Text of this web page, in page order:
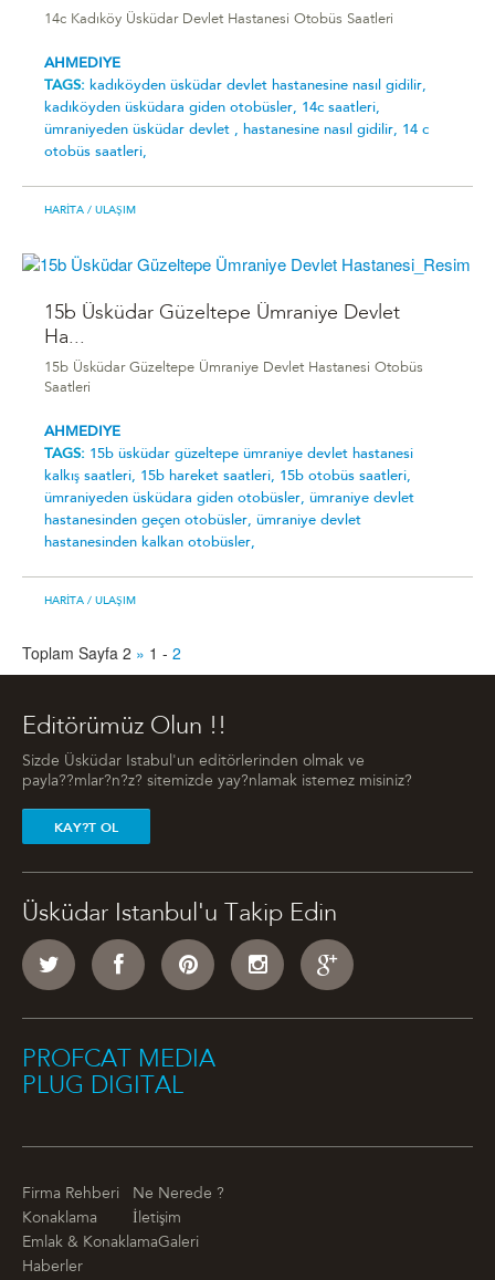
14c Kadıköy Üsküdar Devlet Hastanesi Otobüs Saatleri
AHMEDIYE
TAGS: kadıköyden üsküdar devlet hastanesine nasıl gidilir,
kadıköyden üsküdara giden otobüsler, 14c saatleri,
ümraniyeden üsküdar devlet , hastanesine nasıl gidilir, 14 c
otobüs saatleri,
HARITA / ULAŞIM
15b Üsküdar Güzeltepe Ümraniye Devlet
Ha...
15b Üsküdar Güzeltepe Ümraniye Devlet Hastanesi Otobüs
Saatleri
AHMEDIYE
TAGS: 15b üsküdar güzeltepe ümraniye devlet hastanesi
kalkış saatleri, 15b hareket saatleri, 15b otobüs saatleri,
ümraniyeden üsküdara giden otobüsler, ümraniye devlet
hastanesinden geçen otobüsler, ümraniye devlet
hastanesinden kalkan otobüsler,
HARITA / ULAŞIM
Toplam Sayfa 2 » 1 - 2
Editörümüz Olun !!
Sizde Üsküdar Istabul'un editörlerinden olmak ve
payla??mlar?n?z? sitemizde yay?nlamak istemez misiniz?
KAY?T OL
Üsküdar Istanbul'u Takip Edin
PROFCAT MEDIA
PLUG DIGITAL
Firma Rehberi
Ne Nerede ?
Konaklama
İletişim
Emlak & KonaklamaGaleri
Haberler